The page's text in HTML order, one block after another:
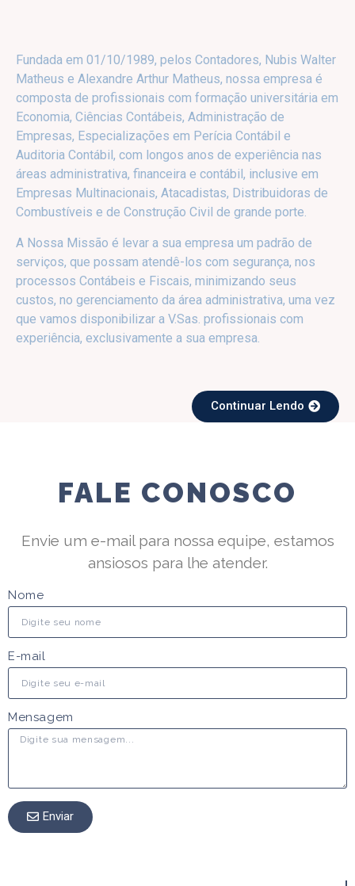
Fundada em 01/10/1989, pelos Contadores, Nubis Walter
Matheus e Alexandre Arthur Matheus, nossa empresa é
composta de profissionais com formação universitária em
Economia, Ciências Contábeis, Administração de
Empresas, Especializações em Perícia Contábil e
Auditoria Contábil, com longos anos de experiência nas
áreas administrativa, financeira e contábil, inclusive em
Empresas Multinacionais, Atacadistas, Distribuidoras de
Combustíveis e de Construção Civil de grande porte.
A Nossa Missão é levar a sua empresa um padrão de
serviços, que possam atendê-los com segurança, nos
processos Contábeis e Fiscais, minimizando seus
custos, no gerenciamento da área administrativa, uma vez
que vamos disponibilizar a V.Sas. profissionais com
experiência, exclusivamente a sua empresa.
Continuar Lendo
FALE CONOSCO
Envie um e-mail para nossa equipe, estamos
ansiosos para lhe atender.
Nome
E-mail
Mensagem
Enviar